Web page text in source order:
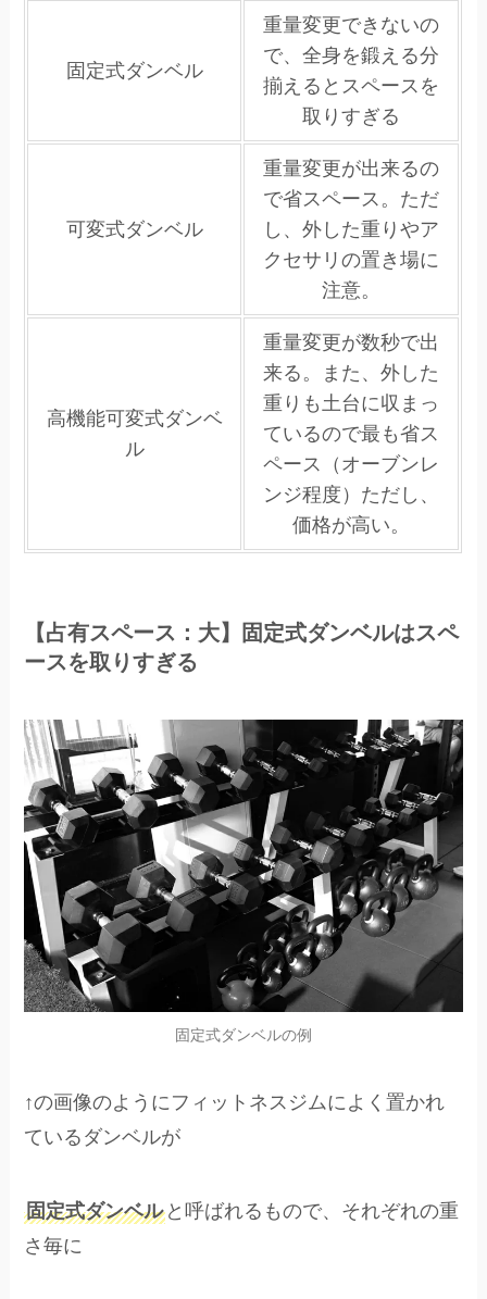
固定式ダンベル
重量変更できないの
で、全身を鍛える分
揃えるとスペースを
取りすぎる
可変式ダンベル
重量変更が出来るの
で省スペース。ただ
し、外した重りやア
クセサリの置き場に
注意。
高機能可変式ダンベ
ル
重量変更が数秒で出
来る。また、外した
重りも土台に収まっ
ているので最も省ス
ペース（オーブンレ
ンジ程度）ただし、
価格が高い。
【占有スペース：大】固定式ダンベルはスペ
ースを取りすぎる
固定式ダンベルの例
↑の画像のようにフィットネスジムによく置かれ
ているダンベルが
固定式ダンベル と呼ばれるもので、それぞれの重
さ毎に